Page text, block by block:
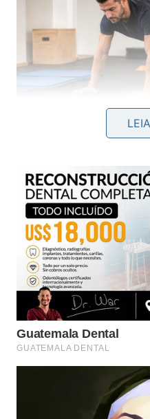
A caminhada do
Como fazer a
corretamente?
Para realizar o
começar em um
os pés afastados na
alinhada. O abdômen
para garantir
movimento.
coordenação, ver a
evitar erros. No vídeo a